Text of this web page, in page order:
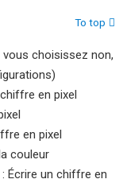
To top
vous choisissez non,
en pixel
en pixel
couleur
Écrire un chiffre en